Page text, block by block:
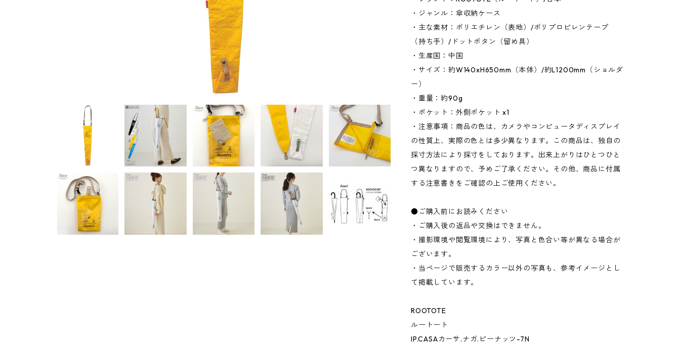
・ジャンル：傘収納ケース
・主な素材：ポリエチレン（表地）/ポリプロピレンテープ
（持ち手）/ドットボタン（留め具）
・生産国：中国
・サイズ：約W140xH650mm（本体）/約L1200mm（ショルダ
ー）
・重量：約90g
・ポケット：外側ポケット x1
・注意事項：商品の色は、カメラやコンピュータディスプレイ
の性質上、実際の色とは多少異なります。この商品は、独自の
採寸方法により採寸をしております。出来上がりはひとつひと
つ異なりますので、予めご了承ください。その他、商品に付属
する注意書きをご確認の上ご使用ください。
●ご購入前にお読みください
・ご購入後の返品や交換はできません。
・撮影環境や閲覧環境により、写真と色合い等が異なる場合が
ございます。
・当ページで販売するカラー以外の写真も、参考イメージとし
て掲載しています。
ROOTOTE
ルートート
IP.CASAカーサ.ナガ.ピーナッツ-7N